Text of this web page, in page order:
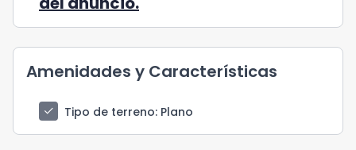
Amenidades y Características
check Tipo de terreno: Plano